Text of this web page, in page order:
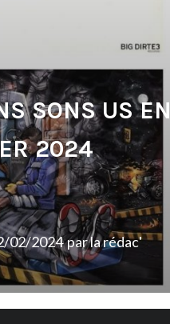
SONS US EN
2024
02/2024 parla rédac'